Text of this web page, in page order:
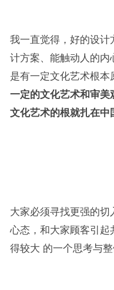
我一直觉得，好的设计
计方案、能触动人的内
是有一定文化艺术根本
一定的文化艺术和审美
文化艺术的根就扎在中
大家必须寻找更强的切
心态，和大家顾客引起
得较大 的一个思考与整